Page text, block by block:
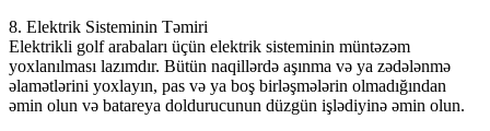
8. Elektrik Sisteminin Təmiri
Elektrikli golf arabaları üçün elektrik sisteminin müntəzəm
yoxlanılması lazımdır. Bütün naqillərdə aşınma və ya zədələnmə
əlamətlərini yoxlayın, pas və ya boş birləşmələrin olmadığından
əmin olun və batareya doldurucunun düzgün işlədiyinə əmin olun.